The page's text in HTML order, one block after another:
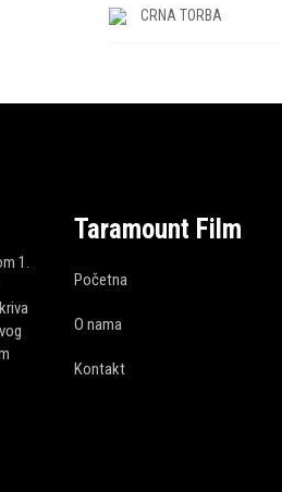
CRNA TORBA
1.
Taramount Film
Početna
O nama
Kontakt